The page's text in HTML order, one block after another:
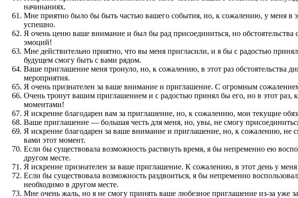
начинаниях.
Мне приятно было бы быть частью вашего события, но, к сожалению, у меня в
успешно.
Я очень ценю ваше внимание и был бы рад присоединиться, но
эмоций!
Мне действительно приятно, что вы меня пригласили, и я бы с радостью
будущем смогу быть с вами рядом.
Ваше приглашение меня тронуло, но, к сожалению, в этот раз обстоятельства
мероприятия.
Я очень признателен за ваше внимание и приглашение. С огромным
Очень тронут вашим приглашением и с радостью принял бы его, но в этот
моментами!
Я искренне благодарен вам за приглашение, но, к сожалению, мои текущие
Ваше приглашение — большая честь для меня, но, увы, не смогу
Я искренне благодарен за ваше внимание и приглашение, но, к сожалению, не
вами этот момент.
Если бы существовала возможность растянуть время, я бы непременно ею
другом месте.
Я искренне признателен за ваше приглашение. К сожалению, в этот день у
Если бы существовала возможность раздвоиться, я бы непременно
необходимо в другом месте.
Мне очень жаль, но я не смогу принять ваше любезное приглашение из-за уже